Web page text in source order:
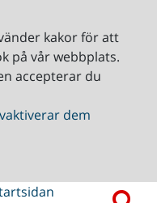
kakor för att
på vår webbplats.
accepterar du
dem